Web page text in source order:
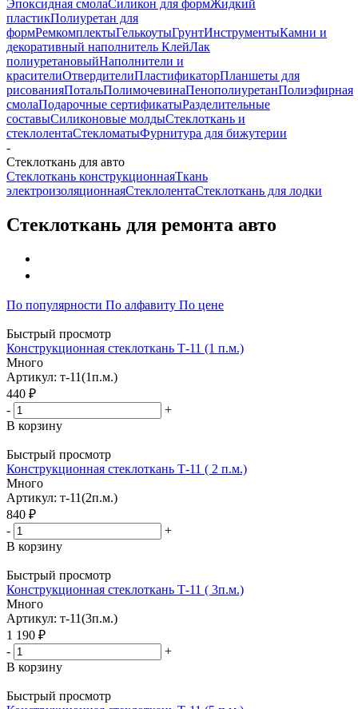
Эпоксидная смолаСиликон для формЖидкий
пластикПолиуретан для
формРемкомплектыГелькоутыГрунтИнструментыКамни и
декоративный наполнитель КлейЛак
полиуретановыйНаполнители и
красителиОтвердителиПластификаторПланшеты для
рисованияПотальПолимочевинаПенополиуретанПолиэфирная
смолаПодарочные сертификатыРазделительные
составыСиликоновые молдыСтеклоткань и
стеклолентаСтекломатыФурнитура для бижутерии
-
Стеклоткань для авто
Стеклоткань конструкционнаяТкань
электроизоляционнаяСтеклолентаСтеклоткань для лодки
Стеклоткань для ремонта авто
По популярности По алфавиту По цене
Быстрый просмотр
Конструкционная стеклоткань Т-11 (1 п.м.)
Много
Артикул: т-11(1п.м.)
440 ₽
-
+
В корзину
Быстрый просмотр
Конструкционная стеклоткань Т-11 ( 2 п.м.)
Много
Артикул: т-11(2п.м.)
840 ₽
-
+
В корзину
Быстрый просмотр
Конструкционная стеклоткань Т-11 ( 3п.м.)
Много
Артикул: т-11(3п.м.)
1 190 ₽
-
+
В корзину
Быстрый просмотр